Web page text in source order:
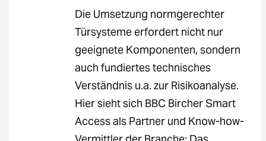
Die Umsetzung normgerechter
Türsysteme erfordert nicht nur
geeignete Komponenten, sondern
auch fundiertes technisches
Verständnis u.a. zur Risikoanalyse.
Hier sieht sich BBC Bircher Smart
Access als Partner und Know-how-